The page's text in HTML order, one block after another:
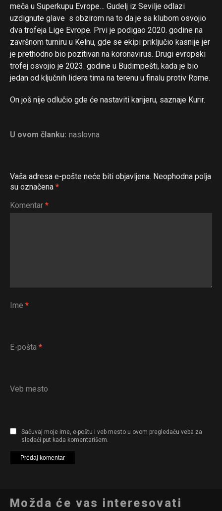
meča u Superkupu Evrope… Gudelj iz Sevilje odlazi
uzdignute glave s obzirom na to da je sa klubom osvojio
dva trofeja Lige Evrope. Prvi je podigao 2020. godine na
završnom turniru u Kelnu, gde se ekipi priključio kasnije jer
je prethodno bio pozitivan na koronavirus. Drugi evropski
trofej osvojio je 2023. godine u Budimpešti, kada je bio
jedan od ključnih lidera tima na terenu u finalu protiv Rome.
On još nije odlučio gde će nastaviti karijeru, saznaje Kurir.
U ovom članku: naslovna
Vaša adresa e-pošte neće biti objavljena. Neophodna polja
su označena *
Komentar *
Ime *
E-pošta *
Veb mesto
Sačuvaj moje ime, e-poštu i veb mesto u ovom pregledaču veba za
sledeći put kada komentarišem.
Možda će vas interesovati